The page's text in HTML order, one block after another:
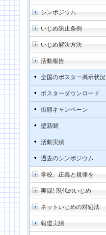
シンポジウム
いじめ防止条例
いじめ解決方法
活動報告
全国のポスター掲示状況
ポスターダウンロード
街頭キャンペーン
壁新聞
活動実績
過去のシンポジウム
学校、正義と規律を
実録! 現代のいじめ
ネットいじめの対処法
報道実績